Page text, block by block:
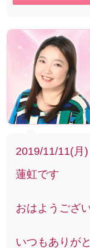
2019/11/11(月)
蓮虹です
おはようござ
いつもありが